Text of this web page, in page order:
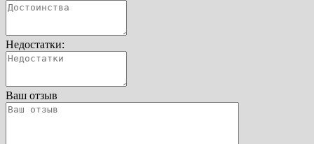
Недостатки:
Ваш отзыв